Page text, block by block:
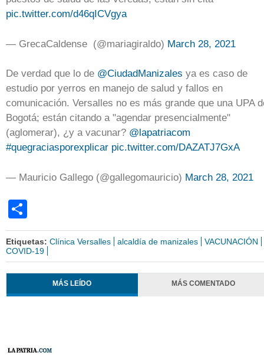
pic.twitter.com/d46qICVgya
— GrecaCaldense (@mariagiraldo) March 28, 2021
De verdad que lo de @CiudadManizales ya es caso de
estudio por yerros en manejo de salud y fallos en
comunicación. Versalles no es más grande que una UPA
Bogotá; están citando a "agendar presencialmente"
(aglomerar), ¿y a vacunar? @lapatriacom
#quegraciasporexplicar pic.twitter.com/DAZATJ7GxA
— Mauricio Gallego (@gallegomauricio) March 28, 2021
Etiquetas: Clínica Versalles alcaldía de manizales
VACUNACIÓN
COVID-19
MÁS LEÍDO MÁS COMENTADO